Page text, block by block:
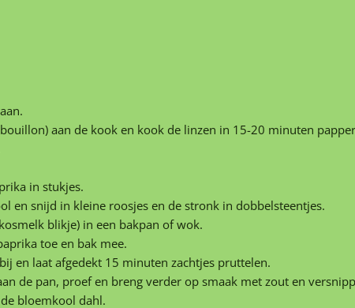
aan de kook en kook de linzen in 15-20 minuten
in stukjes.
en snijd in kleine roosjes en de stronk in dobbelsteentjes.
blikje) in een bakpan of wok.
toe en bak mee.
en laat afgedekt 15 minuten zachtjes pruttelen.
de pan, proef en breng verder op smaak met zout en
bloemkool dahl.